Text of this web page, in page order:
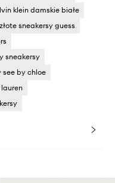
klein damskie białe
sneakersy guess
sneakersy
see by chloe